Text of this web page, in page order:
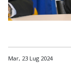
Mar, 23 Lug 2024